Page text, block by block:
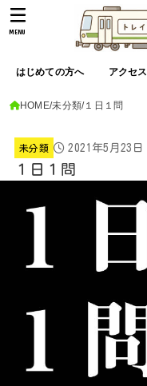
はじめての方へ アクセス
MENU
HOME 未分類 １日１問
未分類 2021年5月23日
１日１問